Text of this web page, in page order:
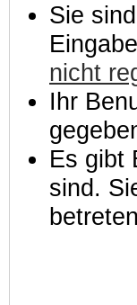
Sie
nicht
Ihr
Es gibt
sind.